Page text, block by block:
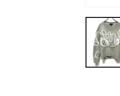
ー
デ